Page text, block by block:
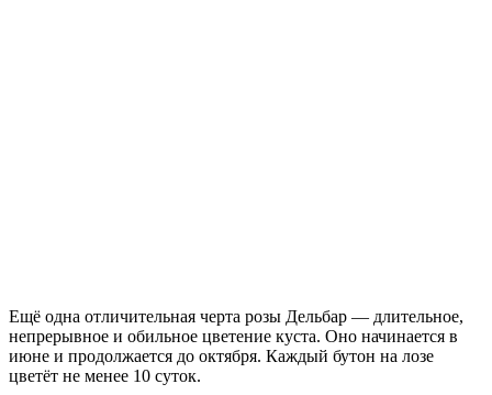
Ещё одна отличительная черта розы Дельбар — длительное,
непрерывное и обильное цветение куста. Оно начинается в
июне и продолжается до октября. Каждый бутон на лозе
цветёт не менее 10 суток.